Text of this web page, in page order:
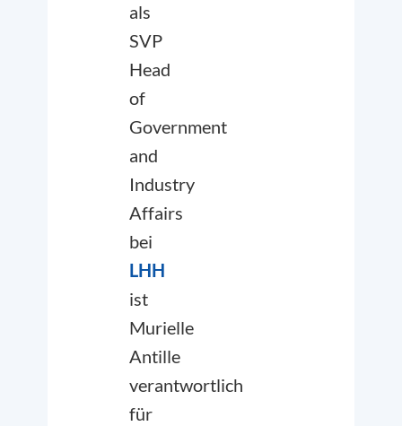
als
SVP
Head
of
Government
and
Industry
Affairs
bei
LHH
ist
Murielle
Antille
verantwortlich
für